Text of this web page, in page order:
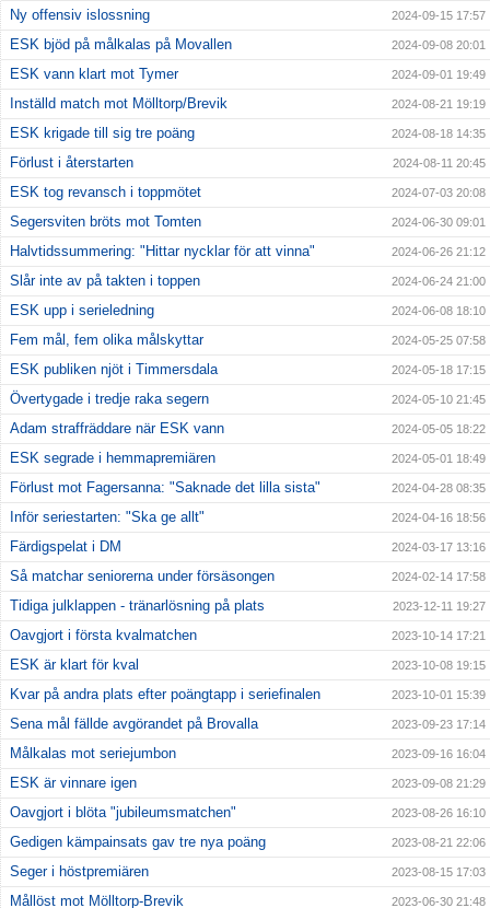
Ny offensiv islossning 2024-09-15 17:57
ESK bjöd på målkalas på Movallen 2024-09-08 20:01
ESK vann klart mot Tymer 2024-09-01 19:49
Inställd match mot Mölltorp/Brevik 2024-08-21 19:19
ESK krigade till sig tre poäng 2024-08-18 14:35
Förlust i återstarten 2024-08-11 20:45
ESK tog revansch i toppmötet 2024-07-03 20:08
Segersviten bröts mot Tomten 2024-06-30 09:01
Halvtidssummering: "Hittar nycklar för att vinna" 2024-06-26 21:12
Slår inte av på takten i toppen 2024-06-24 21:00
ESK upp i serieledning 2024-06-08 18:10
Fem mål, fem olika målskyttar 2024-05-25 07:58
ESK publiken njöt i Timmersdala 2024-05-18 17:15
Övertygade i tredje raka segern 2024-05-10 21:45
Adam straffräddare när ESK vann 2024-05-05 18:22
ESK segrade i hemmapremiären 2024-05-01 18:49
Förlust mot Fagersanna: "Saknade det lilla sista" 2024-04-28 08:35
Inför seriestarten: "Ska ge allt" 2024-04-16 18:56
Färdigspelat i DM 2024-03-17 13:16
Så matchar seniorerna under försäsongen 2024-02-14 17:58
Tidiga julklappen - tränarlösning på plats 2023-12-11 19:27
Oavgjort i första kvalmatchen 2023-10-14 17:21
ESK är klart för kval 2023-10-08 19:15
Kvar på andra plats efter poängtapp i seriefinalen 2023-10-01 15:39
Sena mål fällde avgörandet på Brovalla 2023-09-23 17:14
Målkalas mot seriejumbon 2023-09-16 16:04
ESK är vinnare igen 2023-09-08 21:29
Oavgjort i blöta "jubileumsmatchen" 2023-08-26 16:10
Gedigen kämpainsats gav tre nya poäng 2023-08-21 22:06
Seger i höstpremiären 2023-08-15 17:03
Mållöst mot Mölltorp-Brevik 2023-06-30 21:48